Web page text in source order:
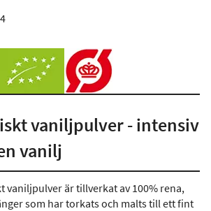
vaniljpulver - intensiv
vanilj
vaniljpulver är tillverkat av 100% rena,
som har torkats och malts till ett fint